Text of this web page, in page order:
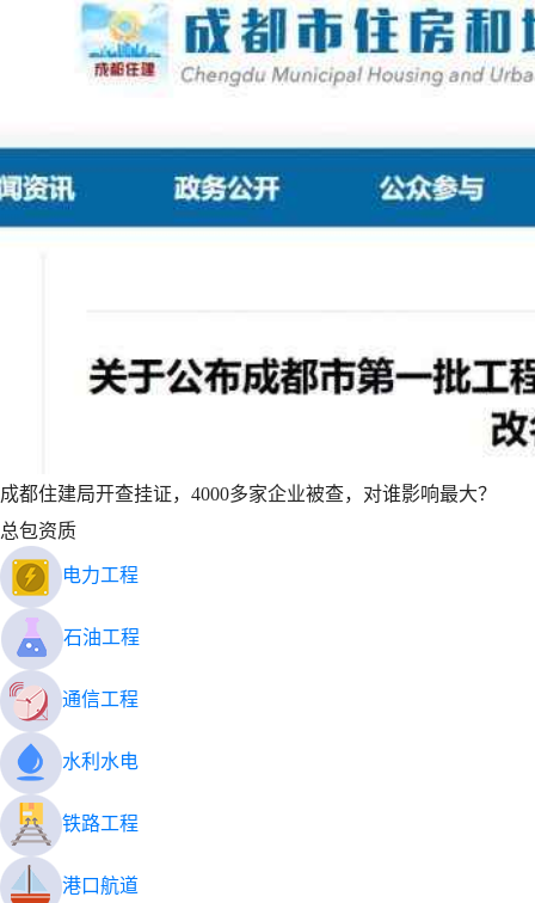
成都住建局开查挂证，4000多家企业被查，对谁影响最大？
总包资质
电力工程
石油工程
通信工程
水利水电
铁路工程
港口航道